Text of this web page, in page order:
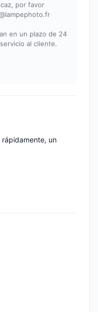
por favor
en un plazo de 24
al cliente.
un